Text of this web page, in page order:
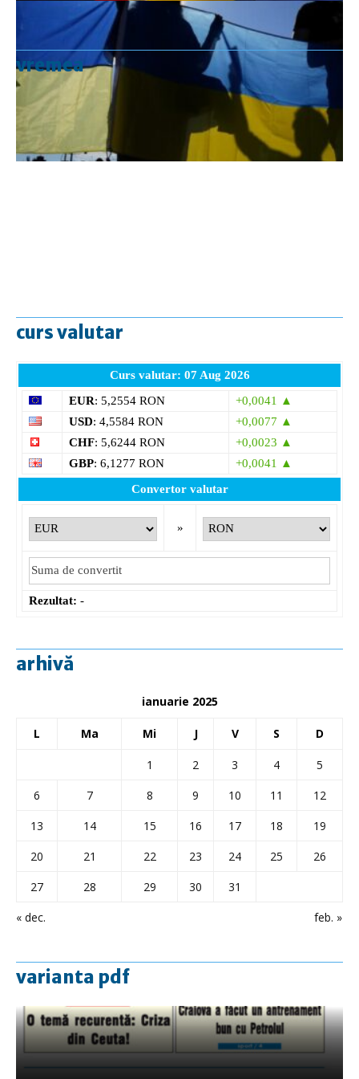
vremea
curs valutar
Curs valutar: 07 Aug 2026
EUR: 5,2554 RON
+0,0041 ▲
USD: 4,5584 RON
+0,0077 ▲
CHF: 5,6244 RON
+0,0023 ▲
GBP: 6,1277 RON
+0,0041 ▲
Convertor valutar
»
Rezultat: -
arhivă
ianuarie 2025
L Ma Mi J V S D
« dec. feb. »
1 2 3 4
5
6
7 8 9 10 11
12
13
14 15 16 17 18
19
20
21 22 23 24 25
26
27
28 29 30 31
varianta pdf